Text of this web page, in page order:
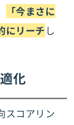
「今まさに
にリーチ し
化
スコアリン